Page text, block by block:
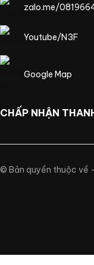
zalo.me/
Youtube/N3F
Google Map
CHẤP NHẬN
© Bản quyền thuộc về